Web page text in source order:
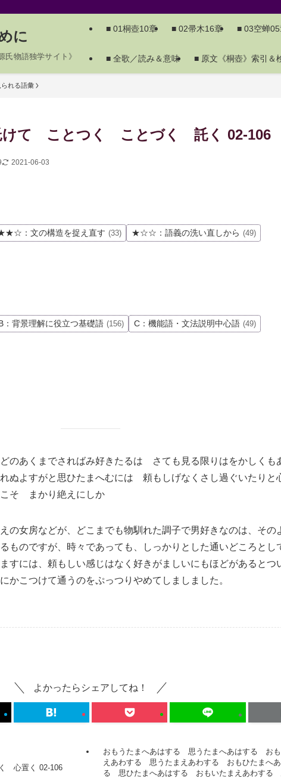
に
物語独学サイト》
■ 01桐壺10章 ■ 02帚木16章 ■ 03空蝉
■ 全歌／読み＆意味 ■ 原文《桐壺》索引＆
れる語彙
て ことつく ことづく 託く 02-106
2021-06-03
：文の構造を捉え直す (33) ★☆☆：語義の洗い直しから (49)
：背景理解に役立つ基礎語 (156) C：機能語・文法説明中心語 (49)
のあくまでさればみ好きたるは さても見る限りはをかしくも
よすがと思ひたまへむには 頼もしげなくさし過ぐいたりと
そ まかり絶えにしか
の女房などが、どこまでも物馴れた調子で男好きなのは、その
ものですが、時々であっても、しっかりとした通いどころとし
すには、頼もしい感じはなく好きがましいにもほどがあるとつ
かこつけて通うのをぷっつりやめてしましました。
よかったらシェアしてね！
心置く 02-106
おもうたまへあはする 思うたまへあはする おも
えあわする 思うたまえあわする おもひたまへ
る 思ひたまへあはする おもいたまえあわする